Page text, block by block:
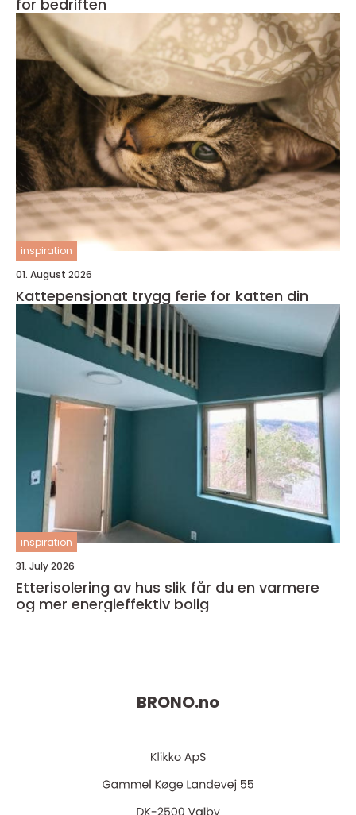
for bedriften
inspiration
01. August 2026
Kattepensjonat trygg ferie for katten din
inspiration
31. July 2026
Etterisolering av hus slik får du en varmere
og mer energieffektiv bolig
BRONO.no